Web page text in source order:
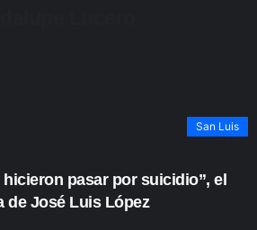
San Luis
pasar por suicidio”, el
de José Luis López